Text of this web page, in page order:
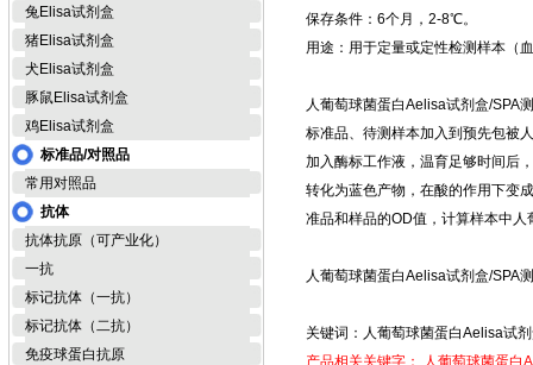
兔Elisa试剂盒
猪Elisa试剂盒
犬Elisa试剂盒
豚鼠Elisa试剂盒
鸡Elisa试剂盒
标准品/对照品
常用对照品
抗体
抗体抗原（可产业化）
一抗
标记抗体（一抗）
标记抗体（二抗）
免疫球蛋白抗原
保存条件：6个月，2-8℃。
用途：用于定量或定性检测样本（
人葡萄球菌蛋白Aelisa试剂盒/SPA
标准品、待测样本加入到预先包被
加入酶标工作液，温育足够时间后
转化为蓝色产物，在酸的作用下变
准品和样品的OD值，计算样本中人
人葡萄球菌蛋白Aelisa试剂盒/SPA
关键词：人葡萄球菌蛋白Aelisa试
产品相关关键字：
人葡萄球菌蛋白